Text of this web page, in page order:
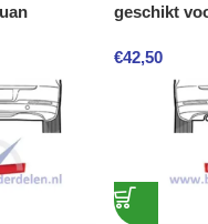
geschikt
€42,50